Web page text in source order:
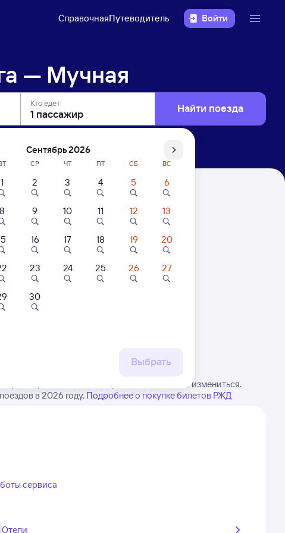
СправочнаяПутеводитель Войти
— Мучная
Кто едет Найти поезда
маршруту
Обратите внимание, расписание может измениться.
в 2026 году. Подробнее о покупке билетов РЖД
сервиса
Отели
Сентябрь 2026
СР ЧТ ПТ СБ ВС
1 2 3 4 5 6
8 9 10 11 12 13
16 17 18 19 20
23 24 25 26 27
30
Выбрать